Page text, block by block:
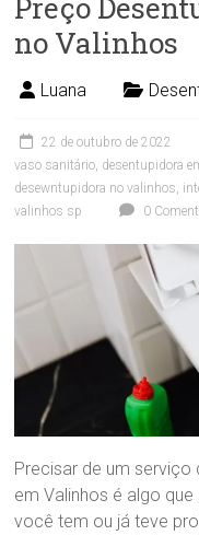
Preço
no Valinhos
Luana
22 de outubro de 2022
vaso sanitário, desentupidora
desewntupidora no valinhos,
valinhos sp
0
Precisar de um serviço
em Valinhos é algo
você tem ou já teve